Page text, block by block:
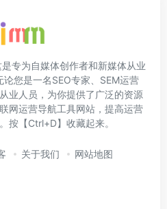
专为自媒体创作者和新媒体从业
您是一名SEO专家、SEM运营
业人员，为你提供了广泛的资源
网运营导航工具网站，提高运营
按【Ctrl+D】收藏起来。
关于我们 网站地图